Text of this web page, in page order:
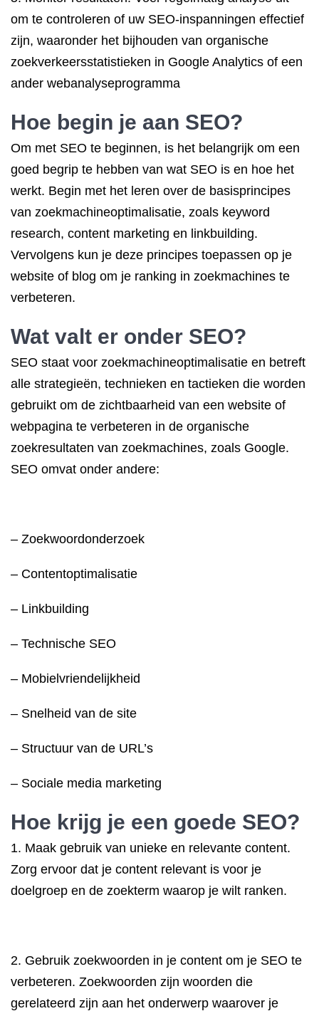
om te controleren of uw SEO-inspanningen effectief
zijn, waaronder het bijhouden van organische
zoekverkeersstatistieken in Google Analytics of een
ander webanalyseprogramma
Hoe begin je aan SEO?
Om met SEO te beginnen, is het belangrijk om een
goed begrip te hebben van wat SEO is en hoe het
werkt. Begin met het leren over de basisprincipes
van zoekmachineoptimalisatie, zoals keyword
research, content marketing en linkbuilding.
Vervolgens kun je deze principes toepassen op je
website of blog om je ranking in zoekmachines te
verbeteren.
Wat valt er onder SEO?
SEO staat voor zoekmachineoptimalisatie en betreft
alle strategieën, technieken en tactieken die worden
gebruikt om de zichtbaarheid van een website of
webpagina te verbeteren in de organische
zoekresultaten van zoekmachines, zoals Google.
SEO omvat onder andere:
– Zoekwoordonderzoek
– Contentoptimalisatie
– Linkbuilding
– Technische SEO
– Mobielvriendelijkheid
– Snelheid van de site
– Structuur van de URL’s
– Sociale media marketing
Hoe krijg je een goede SEO?
1. Maak gebruik van unieke en relevante content.
Zorg ervoor dat je content relevant is voor je
doelgroep en de zoekterm waarop je wilt ranken.
2. Gebruik zoekwoorden in je content om je SEO te
verbeteren. Zoekwoorden zijn woorden die
gerelateerd zijn aan het onderwerp waarover je